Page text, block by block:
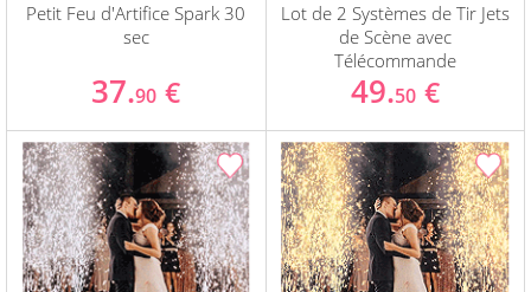
Petit Feu d'Artifice Spark 30
sec
37.90 €
Lot de 2 Systèmes de Tir Jets
de Scène avec
Télécommande
49.50 €